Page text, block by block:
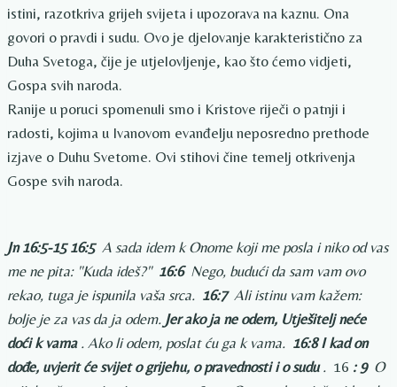
istini, razotkriva grijeh svijeta i upozorava na kaznu. Ona
govori o pravdi i sudu. Ovo je djelovanje karakteristično za
Duha Svetoga, čije je utjelovljenje, kao što ćemo vidjeti,
Gospa svih naroda.
Ranije u poruci spomenuli smo i Kristove riječi o patnji i
radosti, kojima u Ivanovom evanđelju neposredno prethode
izjave o Duhu Svetome. Ovi stihovi čine temelj otkrivenja
Gospe svih naroda.
Jn 16:5-15 16:5 A sada idem k Onome koji me posla i niko od vas
me ne pita: "Kuda ideš?" 16:6 Nego, budući da sam vam ovo
rekao, tuga je ispunila vaša srca. 16:7 Ali istinu vam kažem:
bolje je za vas da ja odem. Jer ako ja ne odem, Utješitelj neće
doći k vama . Ako li odem, poslat ću ga k vama. 16:8 I kad on
dođe, uvjerit će svijet o grijehu, o pravednosti i o sudu . 16 : 9 O